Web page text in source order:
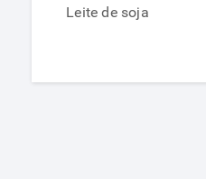
Leite de soja